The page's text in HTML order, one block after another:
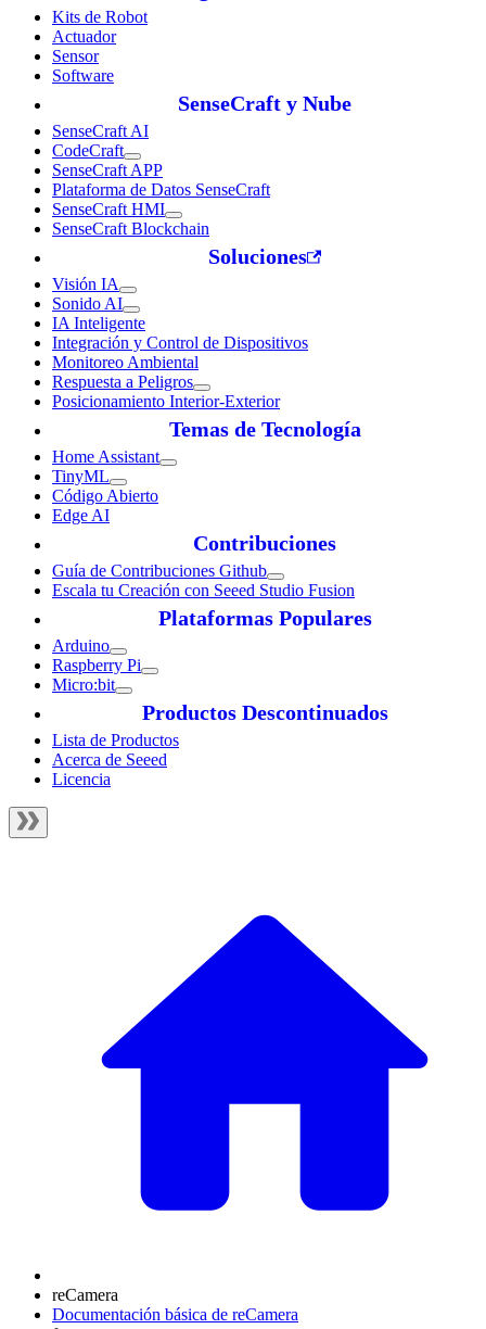
Kits de Robot
Actuador
Sensor
Software
SenseCraft y Nube
SenseCraft AI
CodeCraft
SenseCraft APP
Plataforma de Datos SenseCraft
SenseCraft HMI
SenseCraft Blockchain
Soluciones
Visión IA
Sonido AI
IA Inteligente
Integración y Control de Dispositivos
Monitoreo Ambiental
Respuesta a Peligros
Posicionamiento Interior-Exterior
Temas de Tecnología
Home Assistant
TinyML
Código Abierto
Edge AI
Contribuciones
Guía de Contribuciones Github
Escala tu Creación con Seeed Studio Fusion
Plataformas Populares
Arduino
Raspberry Pi
Micro:bit
Productos Descontinuados
Lista de Productos
Acerca de Seeed
Licencia
reCamera
Documentación básica de reCamera